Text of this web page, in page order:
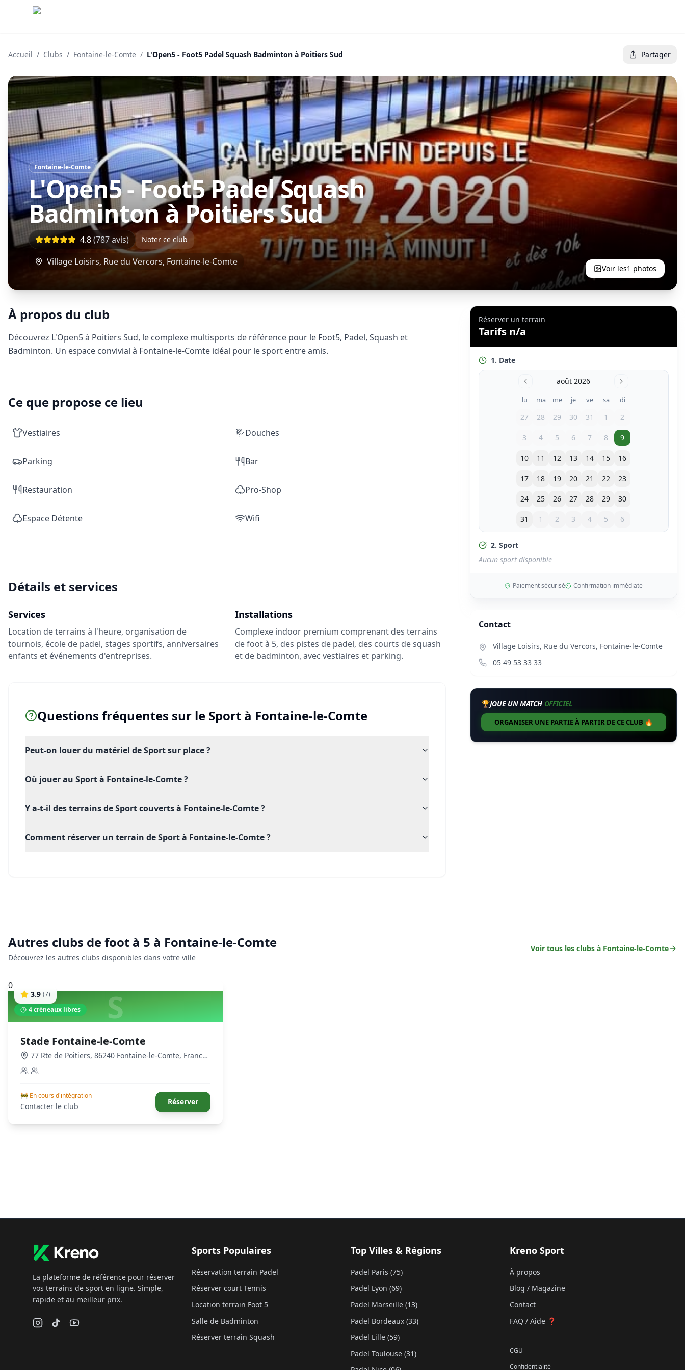
Accueil / Clubs / Fontaine-le-Comte / L'Open5 - Foot5 Padel Squash Badminton à Poitiers Sud Partager
Fontaine-le-Comte
L'Open5 - Foot5 Padel Squash
Badminton à Poitiers Sud
4.8(787avis) Noter ce club
Village Loisirs, Rue du Vercors, Fontaine-le-Comte
Voir les1 photos
À propos du club
Découvrez L'Open5 à Poitiers Sud, le complexe multisports de référence pour le Foot5, Padel, Squash et
Badminton. Un espace convivial à Fontaine-le-Comte idéal pour le sport entre amis.
Ce que propose ce lieu
Vestiaires Douches
Parking Bar
Restauration Pro-Shop
Espace Détente Wifi
Détails et services
Services
Location de terrains à l'heure, organisation de
tournois, école de padel, stages sportifs, anniversaires
enfants et événements d'entreprises.
Installations
Complexe indoor premium comprenant des terrains
de foot à 5, des pistes de padel, des courts de squash
et de badminton, avec vestiaires et parking.
Questions fréquentes sur le Sport à Fontaine-le-Comte
Peut-on louer du matériel de Sport sur place ?
Où jouer au Sport à Fontaine-le-Comte ?
Y a-t-il des terrains de Sport couverts à Fontaine-le-Comte ?
Comment réserver un terrain de Sport à Fontaine-le-Comte ?
Réserver un terrain
Tarifs n/a
1. Date
août 2026
lu ma me je ve sa di
27 28 29 30 31 1 2
3 4 5 6 7 8 9
10 11 12 13 14 15 16
17 18 19 20 21 22 23
24 25 26 27 28 29 30
31 1 2 3 4 5 6
2. Sport
Aucun sport disponible
Paiement sécurisé Confirmation immédiate
Contact
Village Loisirs, Rue du Vercors, Fontaine-le-Comte
05 49 53 33 33
🏆JOUE UN MATCH OFFICIEL
ORGANISER UNE PARTIE À PARTIR DE CE CLUB 🔥
Autres clubs defoot à 5 à Fontaine-le-Comte
Découvrez les autres clubs disponibles dans votre ville
Voir tous les clubs à Fontaine-le-Comte
0
S
3.9 (7)
4créneaux libres
Stade Fontaine-le-Comte
77 Rte de Poitiers, 86240 Fontaine-le-Comte, France,
Fontaine-le-Comte
🚧 En cours d'intégration
Contacter le club Réserver
La plateforme de référence pour réserver
vos terrains de sport en ligne. Simple,
rapide et au meilleur prix.
Sports Populaires
Réservation terrain Padel
Réserver court Tennis
Location terrain Foot 5
Salle de Badminton
Réserver terrain Squash
Top Villes & Régions
Padel Paris (75)
Padel Lyon (69)
Padel Marseille (13)
Padel Bordeaux (33)
Padel Lille (59)
Padel Toulouse (31)
Kreno Sport
À propos
Blog / Magazine
Contact
FAQ / Aide ❓
CGU
Confidentialité